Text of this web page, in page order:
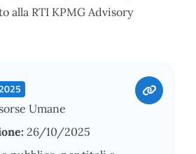
alla RTI KPMG Advisory
Umane
26/10/2025